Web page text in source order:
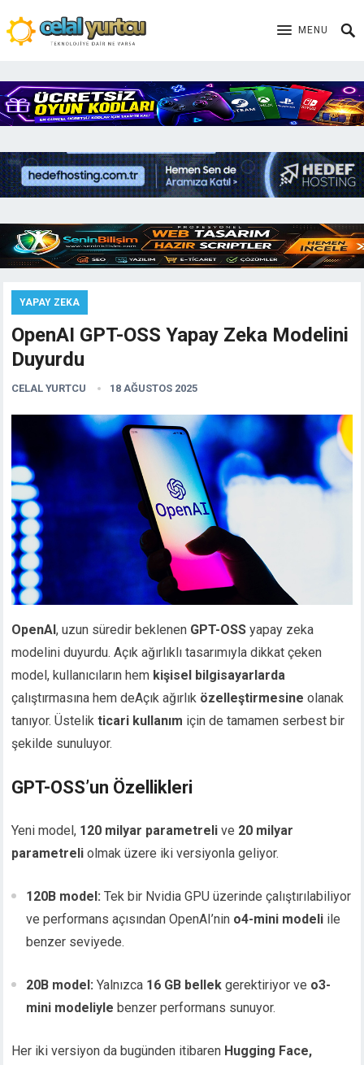
MENU
YAPAY ZEKA
OpenAI GPT-OSS Yapay Zeka Modelini
Duyurdu
CELAL YURTCU 18 AĞUSTOS 2025
OpenAI, uzun süredir beklenen GPT-OSS yapay zeka
modelini duyurdu. Açık ağırlıklı tasarımıyla dikkat çeken
model, kullanıcıların hem kişisel bilgisayarlarda
çalıştırmasına hem deAçık ağırlık özelleştirmesine olanak
tanıyor. Üstelikticari kullanım için de tamamen serbest bir
şekilde sunuluyor.
GPT-OSS’un Özellikleri
Yeni model, 120 milyar parametreli ve 20 milyar
parametreli olmak üzere iki versiyonla geliyor.
120B model: Tek bir Nvidia GPU üzerinde çalıştırılabiliyor
ve performans açısından OpenAI’nin o4-mini modeli ile
benzer seviyede.
20B model: Yalnızca 16 GB bellek gerektiriyor ve o3-
mini modeliyle benzer performans sunuyor.
Her iki versiyon da bugünden itibaren Hugging Face,